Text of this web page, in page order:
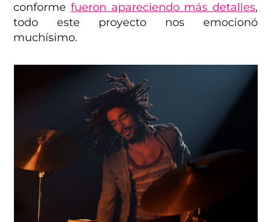
conforme fueron apareciendo más detalles,
todo este proyecto nos emocionó
muchísimo.